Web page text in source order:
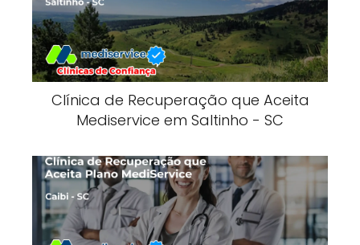
Clínica de Recuperação que Aceita
Mediservice em Saltinho - SC